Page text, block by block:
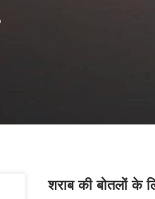
शराब की बोतलों के